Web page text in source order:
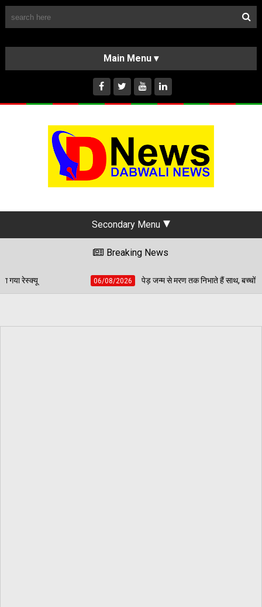
HOME
ABOUT US
INSTAGRAM
Secondary Menu
Breaking News
2026 पेड़ जन्म से मरण तक निभाते हैं साथ, बच्चों की प्रतिभा चमकाकर वरिष्ठ नागरिकों ने